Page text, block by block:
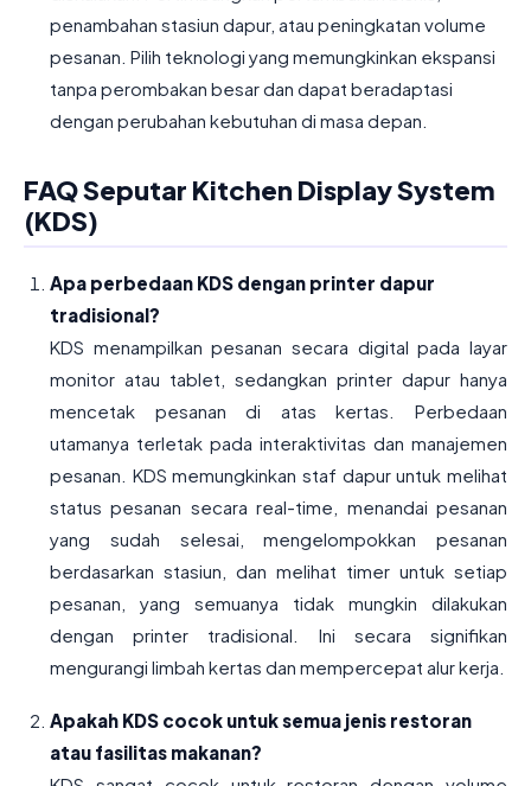
penambahan stasiun dapur, atau peningkatan volume
pesanan. Pilih teknologi yang memungkinkan ekspansi
tanpa perombakan besar dan dapat beradaptasi
dengan perubahan kebutuhan di masa depan.
FAQ Seputar Kitchen Display System
(KDS)
Apa perbedaan KDS dengan printer dapur
tradisional?
KDS menampilkan pesanan secara digital pada layar
monitor atau tablet, sedangkan printer dapur hanya
mencetak pesanan di atas kertas. Perbedaan
utamanya terletak pada interaktivitas dan manajemen
pesanan. KDS memungkinkan staf dapur untuk melihat
status pesanan secara real-time, menandai pesanan
yang sudah selesai, mengelompokkan pesanan
berdasarkan stasiun, dan melihat timer untuk setiap
pesanan, yang semuanya tidak mungkin dilakukan
dengan printer tradisional. Ini secara signifikan
mengurangi limbah kertas dan mempercepat alur kerja.
Apakah KDS cocok untuk semua jenis restoran
atau fasilitas makanan?